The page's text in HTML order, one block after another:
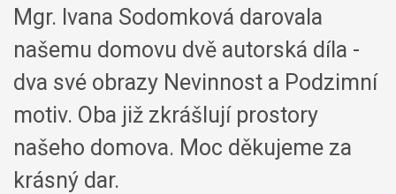
Mgr. Ivana Sodomková darovala
našemu domovu dvě autorská díla -
dva své obrazy Nevinnost a Podzimní
motiv. Oba již zkrášlují prostory
našeho domova. Moc děkujeme za
krásný dar.